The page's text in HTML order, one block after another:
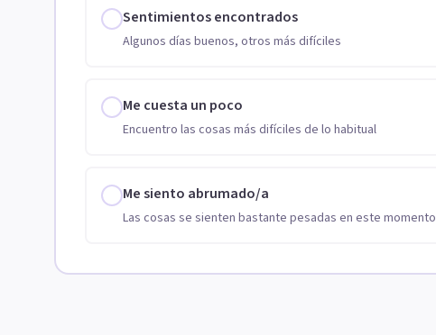
Sentimientos encontrados
Algunos días buenos, otros más difíciles
Me cuesta un poco
Encuentro las cosas más difíciles de lo habitual
Me siento abrumado/a
Las cosas se sienten bastante pesadas en este momento